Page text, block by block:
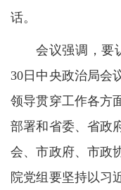
话。
会议强调，要
30日中央政治局会
领导贯穿工作各方
部署和省委、省政
会、市政府、市政
院党组要坚持以习